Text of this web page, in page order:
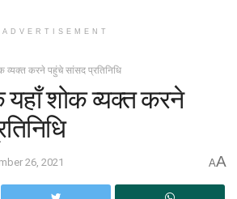
ADVERTISEMENT
करने पहुंचे सांसद प्रतिनिधि
शोक व्यक्त करने
26, 2021 AA